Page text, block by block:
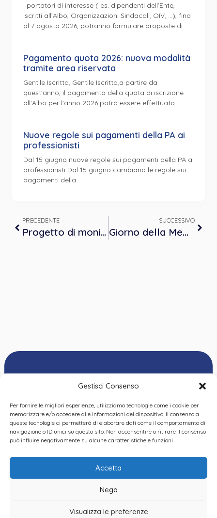
Gestisci Consenso
Per fornire le migliori esperienze, utilizziamo tecnologie come i cookie per
memorizzare e/o accedere alle informazioni del dispositivo. Il consenso a
queste tecnologie ci permetterà di elaborare dati come il comportamento di
navigazione o ID unici su questo sito. Non acconsentire o ritirare il consenso
può influire negativamente su alcune caratteristiche e funzioni.
Accetta
Nega
Visualizza le preferenze
I portatori di interesse ( es. dipendenti dell’Ente,
iscritti all’Albo, Organizzazioni Sindacali, OIV, …), fino
al 7 agosto 2026, potranno formulare proposte di
Pagamento quota 2026: nuova modalità
tramite area riservata
Gentile Iscritta, Gentile Iscritto,a partire da
quest’anno, il pagamento della quota di iscrizione
all’Albo per l’anno 2026 potrà essere effettuato
Nuove regole sui pagamenti della PA ai
professionisti
Dal 15 giugno nuove regole sui pagamenti della PA ai
professionisti Dal 15 giugno cambiano le regole sui
pagamenti della
PRECEDENTE
Progetto di monitoraggio sul c.d. “Bonus Psicologico”
SUCCESSIVO
Giorno della Memoria 2023 – International Day of Commemoration in Memory of the Victims of the Holocaust
Privacy Policy|Cookie
Policy|Dichiarazione
Ordine delle
Psicologhe e degli
Psicologi del Piemonte
VIA GIANNONE 8A – 10121
TEL: